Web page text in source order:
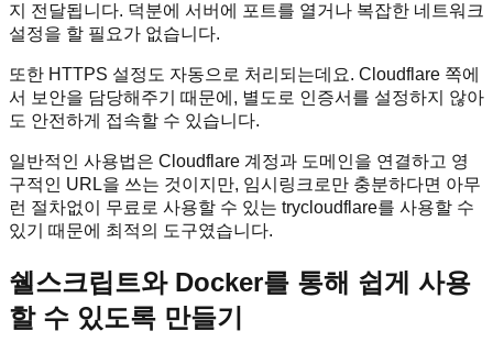
지 전달됩니다. 덕분에 서버에 포트를 열거나 복잡한 네트워크
설정을 할 필요가 없습니다.
또한 HTTPS 설정도 자동으로 처리되는데요. Cloudflare 쪽에
서 보안을 담당해주기 때문에, 별도로 인증서를 설정하지 않아
도 안전하게 접속할 수 있습니다.
일반적인 사용법은 Cloudflare 계정과 도메인을 연결하고 영
구적인 URL을 쓰는 것이지만, 임시링크로만 충분하다면 아무
런 절차없이 무료로 사용할 수 있는 trycloudflare를 사용할 수
있기 때문에 최적의 도구였습니다.
쉘스크립트와 Docker를 통해 쉽게 사용
할 수 있도록 만들기